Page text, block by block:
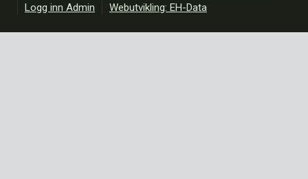
Logg inn Admin
Webutvikling: EH-Data